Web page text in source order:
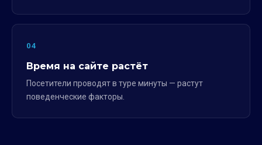
04
Время на сайте растёт
Посетители проводят в туре минуты — растут
поведенческие факторы.